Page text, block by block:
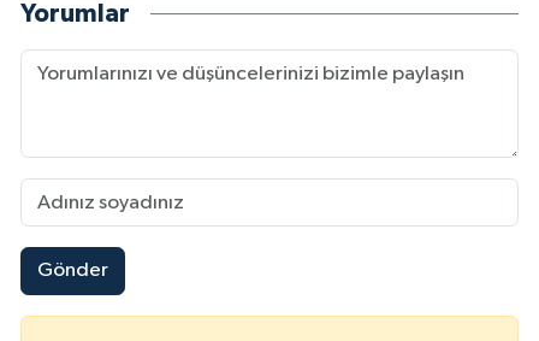
Yorumlar
Gönder